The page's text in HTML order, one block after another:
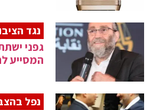
נגד
גפני
המסייע
נפל